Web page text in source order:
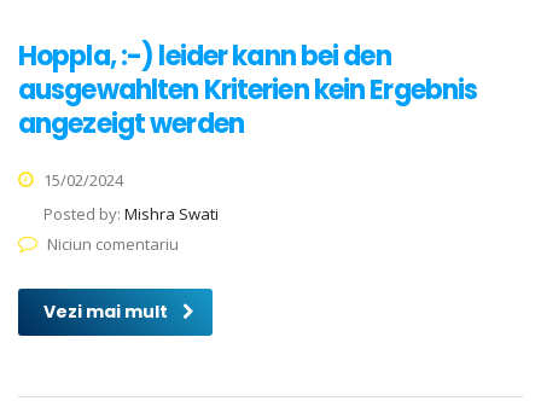
Hoppla, :-) leider kann bei den
ausgewahlten Kriterien kein Ergebnis
angezeigt werden
15/02/2024
Posted by: Mishra Swati
Niciun comentariu
Vezi mai mult